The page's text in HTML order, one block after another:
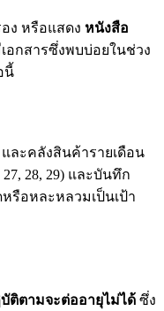
ง หรือแสดง หนังสือ
อกสารซึ่งพบบ่อยในช่วง
นี้
ละคลังสินค้ารายเดือน
28, 29) และบันทึก
รือหละหลวมเป็นเป้า
ติตามจะต่ออายุไม่ได้ ซึ่ง